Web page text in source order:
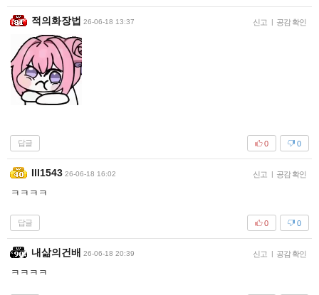
적의화장법 26-06-18 13:37 신고 | 공감 확인
답글 0
0
Ill1543 26-06-18 16:02 신고 | 공감 확인
ㅋㅋㅋㅋ
답글 0
0
내삶의건배 26-06-18 20:39 신고 | 공감 확인
ㅋㅋㅋㅋ